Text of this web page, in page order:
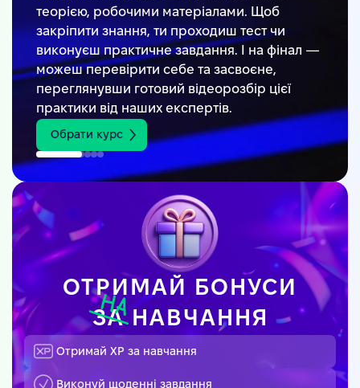
теорією, робочими матеріалами. Щоб
закріпити знання, ти проходиш тест чи
виконуєш практичне завдання. І на фінал —
можеш перевірити себе та засвоєне,
переглянувши готовий відеорозбір цієї
практики від наших експертів.
Обрати курс
ОТРИМАЙ БОНУСИ
ЗАНАВЧАННЯ
Отримай XP за навчання
Виконуй щоденні завдання